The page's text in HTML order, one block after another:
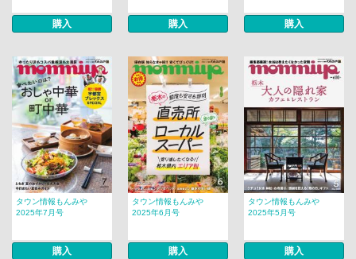
購入 購入 購入
タウン情報もんみや
2025年7月号
購入
タウン情報もんみや
2025年6月号
購入
タウン情報もんみや
2025年5月号
購入